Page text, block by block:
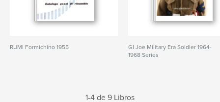
RUMI Formichino 1955
GI Joe Military Era Soldier 1964-
1968 Series
1-4 de 9 Libros